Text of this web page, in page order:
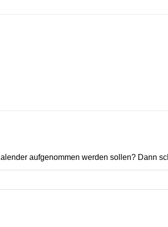
aufgenommen werden sollen? Dann